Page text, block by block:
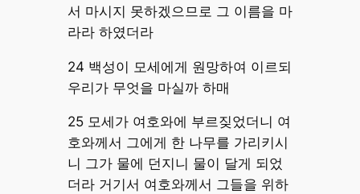
서 마시지 못하겠으므로 그 이름을 마
라라 하였더라
24 백성이 모세에게 원망하여 이르되
우리가 무엇을 마실까 하매
25 모세가 여호와에 부르짖었더니 여
호와께서 그에게 한 나무를 가리키시
니 그가 물에 던지니 물이 달게 되었
더라 거기서 여호와께서 그들을 위하